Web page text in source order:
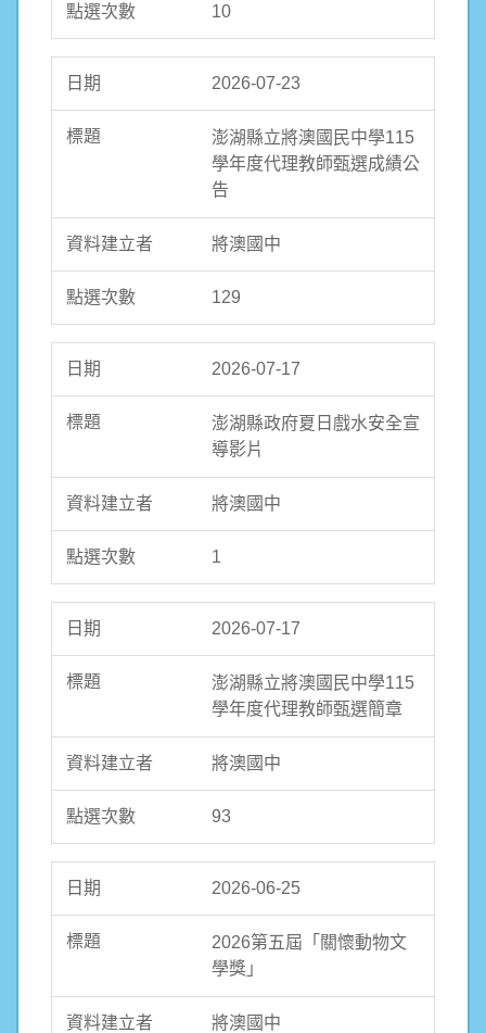
10
2026-07-23
澎湖縣立將澳國民中學115
學年度代理教師甄選成績公
告
將澳國中
129
2026-07-17
澎湖縣政府夏日戲水安全宣
導影片
將澳國中
1
2026-07-17
澎湖縣立將澳國民中學115
學年度代理教師甄選簡章
將澳國中
93
2026-06-25
2026第五屆「關懷動物文
學獎」
將澳國中